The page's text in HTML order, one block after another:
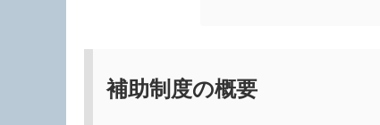
補助制度の概要